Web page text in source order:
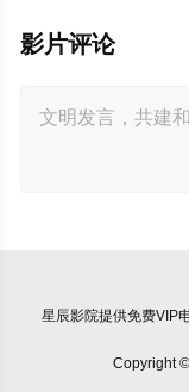
影片评论
星辰影院提供免费VIP
Copyright